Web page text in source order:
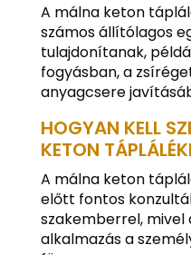
A málna keton
számos állítólagos
tulajdonítanak,
fogyásban, a
anyagcsere
HOGYAN KELL
KETON
A málna keton
előtt fontos
szakemberrel, mivel
alkalmazás a